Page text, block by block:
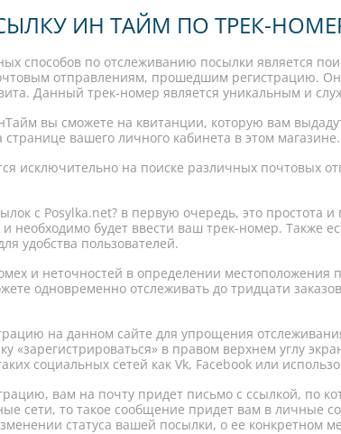
ИН ТАЙМ ПО ТРЕК-
способов по отслеживанию посылки является
отправлениям, прошедшим регистрацию.
Данный трек-номер является уникальным и
вы сможете на квитанции, которую вам
вашего личного кабинета в этом магазине.
исключительно на поиске различных почтовых
с Posylka.net? в первую очередь, это простота
необходимо будет ввести ваш трек-номер. Также
удобства пользователей.
и неточностей в определении местоположения
одновременно отслеживать до тридцати
на данном сайте для упрощения
«зарегистрироваться» в правом верхнем углу
социальных сетей как Vk, Facebook или
вам на почту придет письмо с ссылкой, по
сети, то такое сообщение придет вам в личные
статуса вашей посылки, о ее конкретном